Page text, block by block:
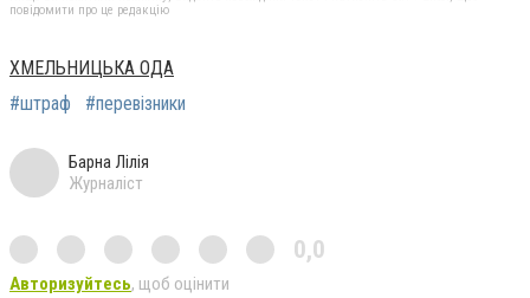
повідомити про це редакцію
ХМЕЛЬНИЦЬКА ОДА
#штраф
#перевізники
Барна Лілія
Журналіст
0,0
Авторизуйтесь, щоб оцінити